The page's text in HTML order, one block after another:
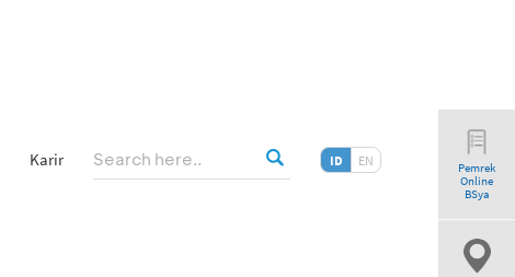
Karir ID EN
Pemrek
Online
BSya